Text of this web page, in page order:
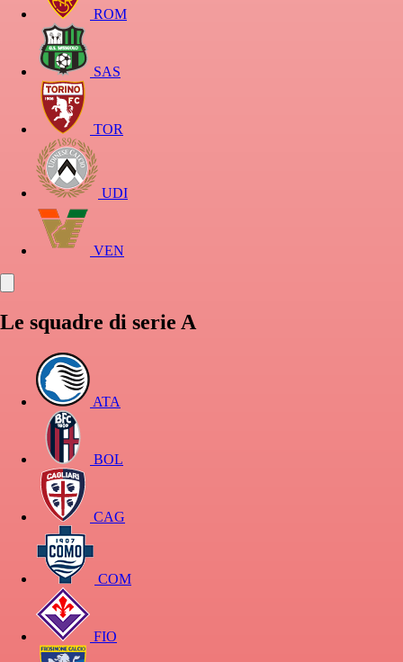
ROM
SAS
TOR
UDI
VEN
Le squadre di serie A
ATA
BOL
CAG
COM
FIO